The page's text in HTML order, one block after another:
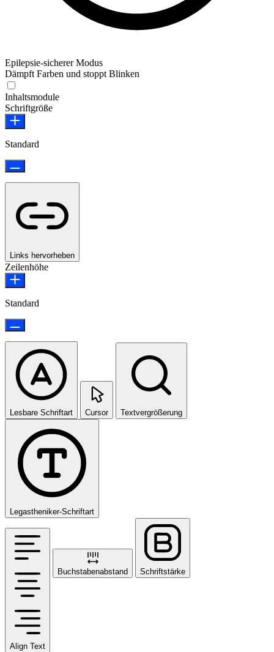
Epilepsie-sicherer Modus
Dämpft Farben und stoppt Blinken
Inhaltsmodule
Schriftgröße
Standard
Links hervorheben
Zeilenhöhe
Standard
Lesbare Schriftart Cursor Textvergrößerung
Legastheniker-Schriftart
Align Text
Buchstabenabstand Schriftstärke